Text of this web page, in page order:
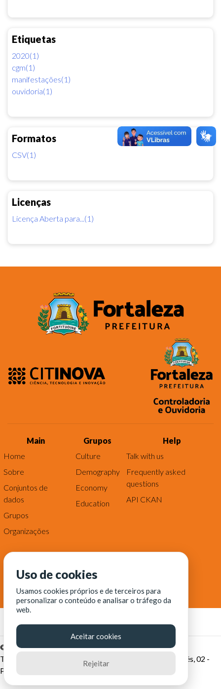
Etiquetas
2020(1)
cgm(1)
manifestações(1)
ouvidoria(1)
Formatos
CSV(1)
Licenças
Licença Aberta para...(1)
Main
Home
Sobre
Conjuntos de
dados
Grupos
Organizações
Grupos
Culture
Demography
Economy
Education
Help
Talk with us
Frequently asked
questions
API CKAN
© Fortaleza Digital || CITINOVA - Fundação de Ciência,
Tecnologia e Inovação de Fortaleza - Rua dos Tremembés, 02 -
Praia de Iracema - Fortaleza-CE
Uso de cookies
Usamos cookies próprios e de terceiros para
personalizar o conteúdo e analisar o tráfego da
web.
Aceitar cookies
Rejeitar